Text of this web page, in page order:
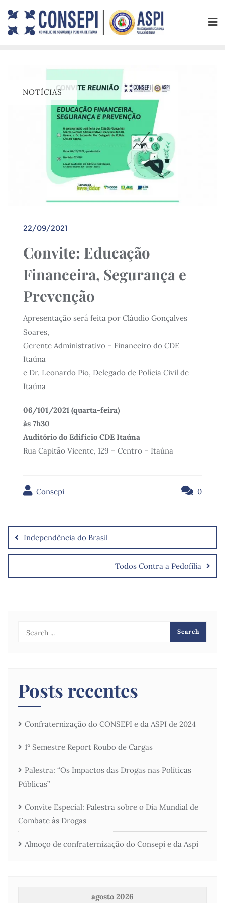
NOTÍCIAS
22/09/2021
Convite: Educação
Financeira, Segurança e
Prevenção
Apresentação será feita por Cláudio Gonçalves
Soares,
Gerente Administrativo – Financeiro do CDE
Itaúna
e Dr. Leonardo Pio, Delegado de Polícia Civil de
Itaúna
06/101/2021 (quarta-feira)
às 7h30
Auditório do Edifício CDE Itaúna
Rua Capitão Vicente, 129 – Centro – Itaúna
Consepi 0
Independência do Brasil
Todos Contra a Pedofilia
Posts recentes
Confraternização do CONSEPI e da ASPI de 2024
1º Semestre Report Roubo de Cargas
Palestra: “Os Impactos das Drogas nas Políticas
Públicas”
Convite Especial: Palestra sobre o Dia Mundial de
Combate às Drogas
Almoço de confraternização do Consepi e da Aspi
agosto 2026